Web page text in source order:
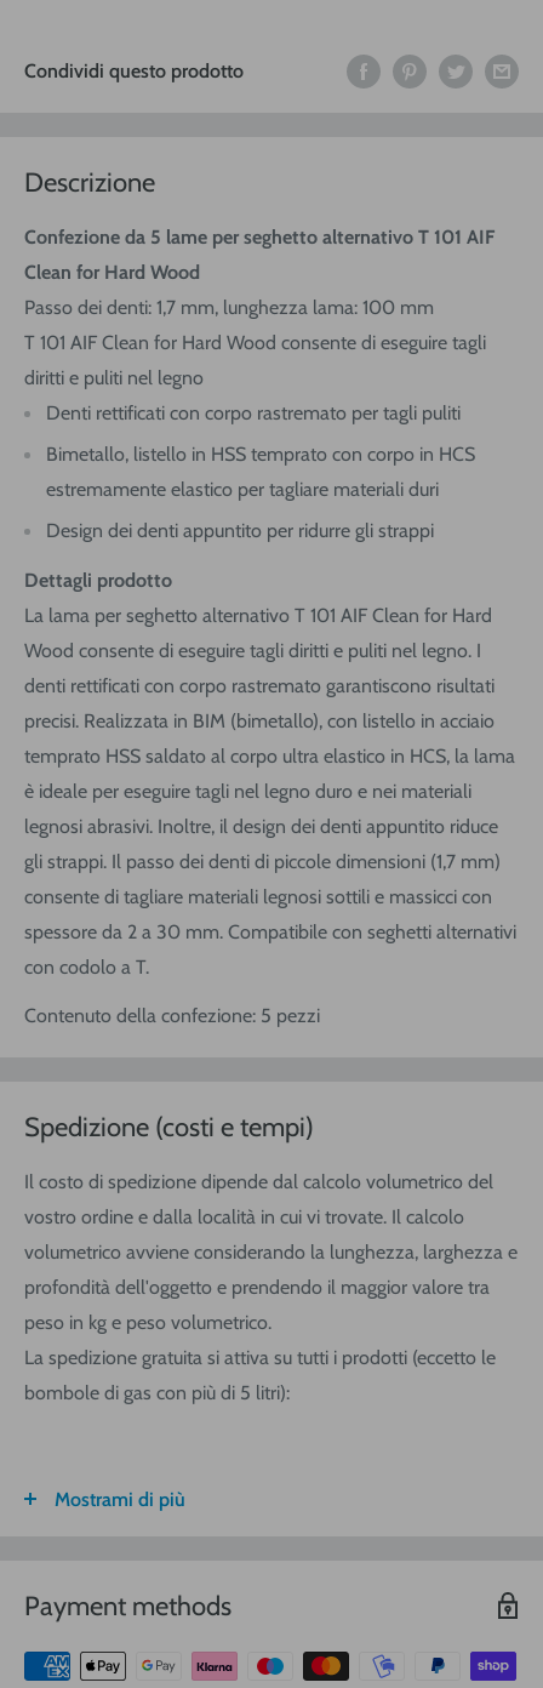
Condividi questo prodotto
Descrizione
Confezione da 5 lame per seghetto alternativo T 101 AIF
Clean for Hard Wood
Passo dei denti: 1,7 mm, lunghezza lama: 100 mm
T 101 AIF Clean for Hard Wood consente di eseguire tagli
diritti e puliti nel legno
Denti rettificati con corpo rastremato per tagli puliti
Bimetallo, listello in HSS temprato con corpo in HCS
estremamente elastico per tagliare materiali duri
Design dei denti appuntito per ridurre gli strappi
Dettagli prodotto
La lama per seghetto alternativo T 101 AIF Clean for Hard
Wood consente di eseguire tagli diritti e puliti nel legno. I
denti rettificati con corpo rastremato garantiscono risultati
precisi. Realizzata in BIM (bimetallo), con listello in acciaio
temprato HSS saldato al corpo ultra elastico in HCS, la lama
è ideale per eseguire tagli nel legno duro e nei materiali
legnosi abrasivi. Inoltre, il design dei denti appuntito riduce
gli strappi. Il passo dei denti di piccole dimensioni (1,7 mm)
consente di tagliare materiali legnosi sottili e massicci con
spessore da 2 a 30 mm. Compatibile con seghetti alternativi
con codolo a T.
Contenuto della confezione: 5 pezzi
Spedizione (costi e tempi)
Il costo di spedizione dipende dal calcolo volumetrico del
vostro ordine e dalla località in cui vi trovate. Il calcolo
volumetrico avviene considerando la lunghezza, larghezza e
profondità dell'oggetto e prendendo il maggior valore tra
peso in kg e peso volumetrico.
La spedizione gratuita si attiva su tutti i prodotti (eccetto le
bombole di gas con più di 5 litri):
FASCIA DI
1-3(kg o m3 € 8,90 € 10,40 € 10,40
Mostrami di più
Payment methods